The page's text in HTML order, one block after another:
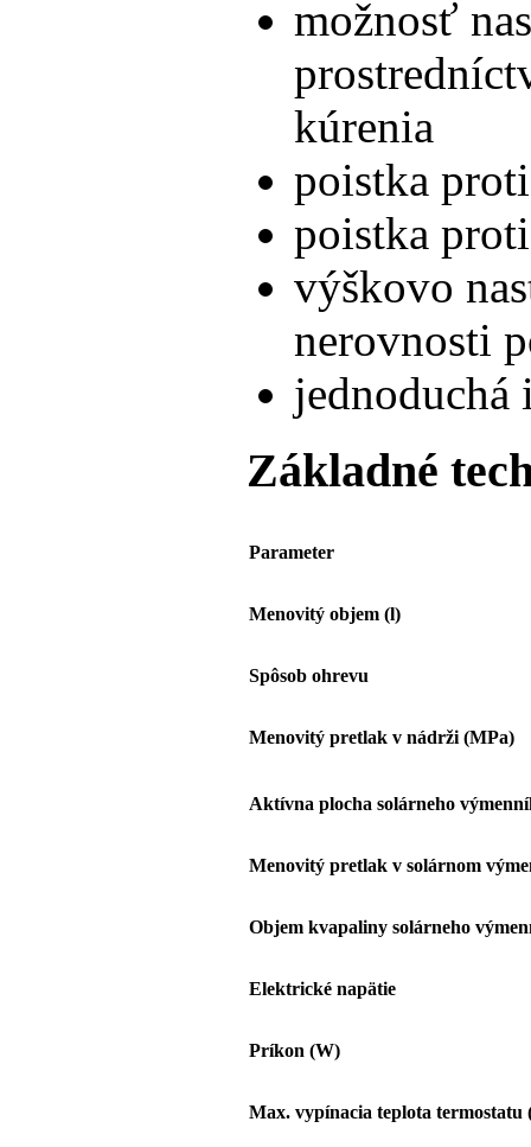
možnosť
kúrenia
poistka
poistka
výškovo
nerovnosti
jednoduchá
Základné
Parameter
Menovitý objem (l)
Spôsob ohrevu
Menovitý pretlak v nádrži (MPa)
Aktívna plocha solárneho
Menovitý pretlak v solárnom
Objem kvapaliny solárneho
Elektrické napätie
Príkon (W)
Max. vypínacia teplota termostatu